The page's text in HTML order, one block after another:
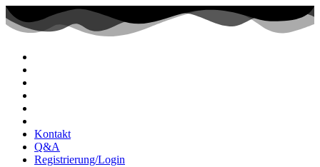
Zum
Inhalt
wechseln
Kontakt
Q&A
Registrierung/Login